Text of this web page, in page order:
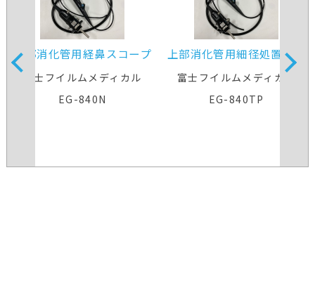
上部消化管用経鼻スコープ
富士フイルムメディカル
EG-840N
上部消化管用細径処置スコ
ープ
富士フイルムメディカル
EG-840TP